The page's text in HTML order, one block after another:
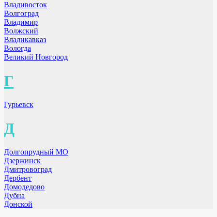
Владивосток
Волгоград
Владимир
Волжский
Владикавказ
Вологда
Великий Новгород
Г
Гурьевск
Д
Долгопрудный МО
Дзержинск
Дмитровоград
Дербент
Домодедово
Дубна
Донской